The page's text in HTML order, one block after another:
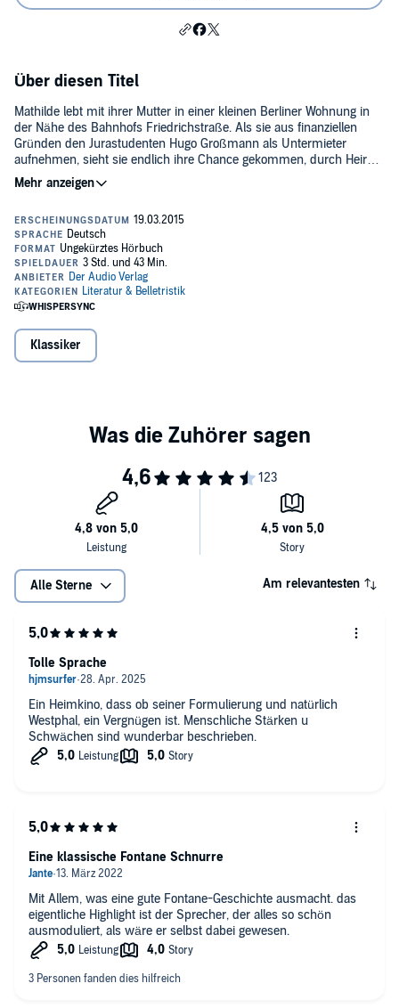
Über diesen Titel
Mathilde lebt mit ihrer Mutter in einer kleinen Berliner Wohnung in
der Nähe des Bahnhofs Friedrichstraße. Als sie aus finanziellen
Gründen den Jurastudenten Hugo Großmann als Untermieter
aufnehmen, sieht sie endlich ihre Chance gekommen, durch Heirat
aus den ärmlichen Verhältnissen auszubrechen. Von ihrem eigenen
Ehrgeiz angetrieben, triezt sie den verträumten Hugo durch das
einer nahe gelegenen Kleinstadt. Doch das Eheglück ist nur von
kurzer Dauer: Als Hugo plötzlich erkrankt und stirbt, ist Mathilde
wieder auf sich selbst zurückgeworfen.©Gemeinfrei (P)2015 DAV
Klassiker
Alle Sterne Am relevantesten
Ein Heimkino, dass ob seiner Formulierung und natürlich
Westphal, ein Vergnügen ist. Menschliche Stärken u
Schwächen sind wunderbar beschrieben.
Tolle Sprache
Mit Allem, was eine gute Fontane-Geschichte ausmacht. das
eigentliche Highlight ist der Sprecher, der alles so schön
ausmoduliert, als wäre er selbst dabei gewesen.
Eine klassische Fontane Schnurre